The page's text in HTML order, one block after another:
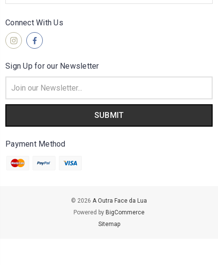
Connect With Us
Sign Up for our Newsletter
Address
Payment Method
© 2026 A Outra Face da Lua
Powered by BigCommerce
Sitemap